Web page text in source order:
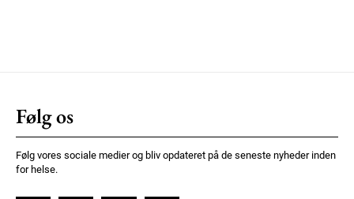
Følg os
Følg vores sociale medier og bliv opdateret på de seneste nyheder inden
for helse.